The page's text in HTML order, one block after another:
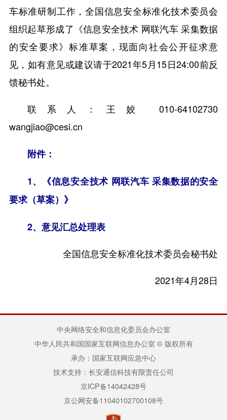
车标准研制工作，全国信息安全标准化技术委员会
组织起草形成了《信息安全技术 网联汽车 采集数据
的安全要求》标准草案，现面向社会公开征求意
见，如有意见或建议请于2021年5月15日24:00前反
馈秘书处。
联系人：王姣 010-64102730
wangjiao@cesi.cn
附件：
1、
《信息安全技术 网联汽车 采集数据的安全
要求（草案）》
2、 意见汇总处理表
全国信息安全标准化技术委员会秘书处
2021年4月28日
中央网络安全和信息化委员会办公室
中华人民共和国国家互联网信息办公室 © 版权所有
承办：国家互联网应急中心
技术支持：长安通信科技有限责任公司
京ICP备14042428号
京公网安备11040102700108号